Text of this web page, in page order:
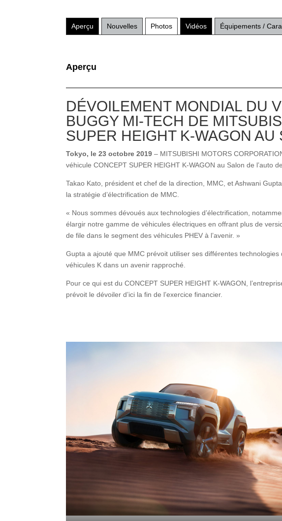
Aperçu Nouvelles Photos Vidéos Équipements /
Aperçu
DÉVOILEMENT MONDIAL DU
BUGGY MI-TECH DE
SUPER HEIGHT K-WAGON
Tokyo, le 23 octobre 2019– MITSUBISHI MOTORS
véhicule CONCEPT SUPER HEIGHT K-WAGON au Salon de l’auto
Takao Kato, président et chef de la direction, MMC, et Ashwani
la stratégie d’électrification de MMC.
« Nous sommes dévoués aux technologies d’électrification,
élargir notre gamme de véhicules électriques en offrant plus de
de file dans le segment des véhicules PHEV à l’avenir. »
Gupta a ajouté que MMC prévoit utiliser ses différentes
véhicules K dans un avenir rapproché.
Pour ce qui est du CONCEPT SUPER HEIGHT K-WAGON,
prévoit le dévoiler d’ici la fin de l’exercice financier.